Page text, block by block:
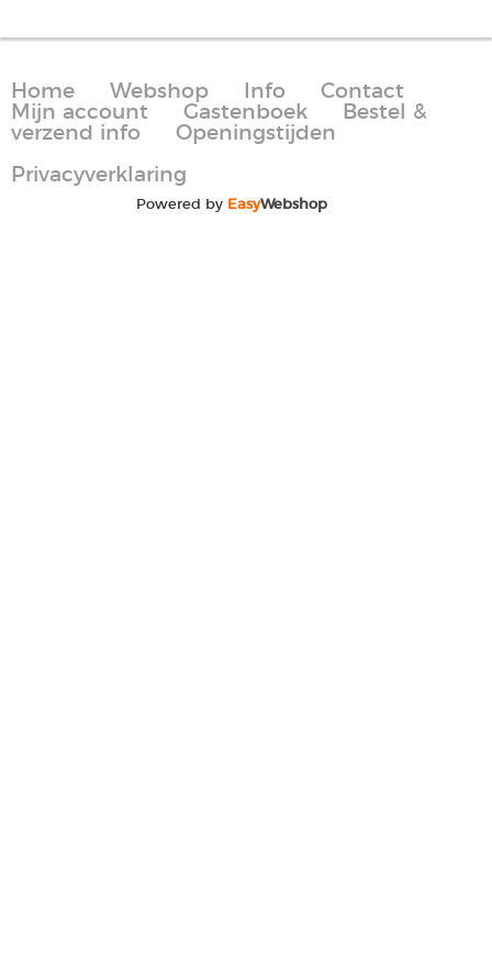
Home Webshop Info
Contact
Mijn account
Gastenboek
Bestel &
verzend info
Openingstijden
Privacyverklaring
Powered by EasyWebshop